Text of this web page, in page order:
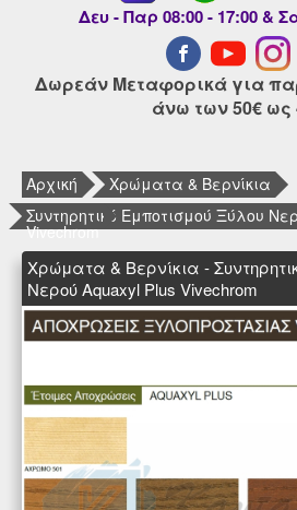
Δευ - Παρ 08:00 - 17:00 &
Δωρεάν Μεταφορικά για
άνω των 50€ ως
Αρχική
Χρώματα & Βερνίκια
Συντηρητικό Εμποτισμού Ξύλου
Vivechrom
Χρώματα & Βερνίκια -
Νερού Aquaxyl Plus Vivechrom